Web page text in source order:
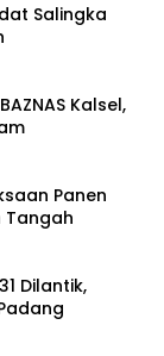
Salingka
Kalsel,
Panen
Tangah
Dilantik,